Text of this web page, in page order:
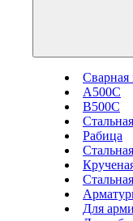
Сварная
А500С
В500С
Рабица
Для